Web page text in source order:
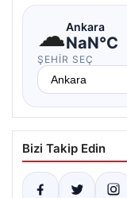
☁Ankara
NaN°C
ŞEHIR SEÇ
Bizi Takip Edin